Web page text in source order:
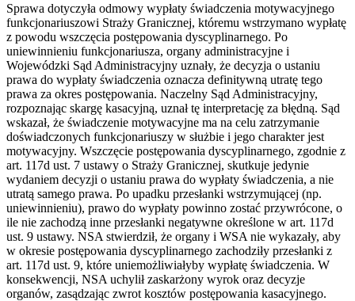
Sprawa dotyczyła odmowy wypłaty świadczenia motywacyjnego
funkcjonariuszowi Straży Granicznej, któremu wstrzymano wypłatę
z powodu wszczęcia postępowania dyscyplinarnego. Po
uniewinnieniu funkcjonariusza, organy administracyjne i
Wojewódzki Sąd Administracyjny uznały, że decyzja o ustaniu
prawa do wypłaty świadczenia oznacza definitywną utratę tego
prawa za okres postępowania. Naczelny Sąd Administracyjny,
rozpoznając skargę kasacyjną, uznał tę interpretację za błędną. Sąd
wskazał, że świadczenie motywacyjne ma na celu zatrzymanie
doświadczonych funkcjonariuszy w służbie i jego charakter jest
motywacyjny. Wszczęcie postępowania dyscyplinarnego, zgodnie z
art. 117d ust. 7 ustawy o Straży Granicznej, skutkuje jedynie
wydaniem decyzji o ustaniu prawa do wypłaty świadczenia, a nie
utratą samego prawa. Po upadku przesłanki wstrzymującej (np.
uniewinnieniu), prawo do wypłaty powinno zostać przywrócone, o
ile nie zachodzą inne przesłanki negatywne określone w art. 117d
ust. 9 ustawy. NSA stwierdził, że organy i WSA nie wykazały, aby
w okresie postępowania dyscyplinarnego zachodziły przesłanki z
art. 117d ust. 9, które uniemożliwiałyby wypłatę świadczenia. W
konsekwencji, NSA uchylił zaskarżony wyrok oraz decyzje
organów, zasądzając zwrot kosztów postępowania kasacyjnego.